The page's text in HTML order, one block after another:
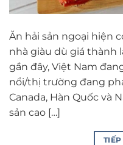
Ăn hải sản ngoại hiện
nhà giàu dù giá thành
gần đây, Việt Nam
nổi/thị trường đang
Canada, Hàn Quốc và
sản cao […]